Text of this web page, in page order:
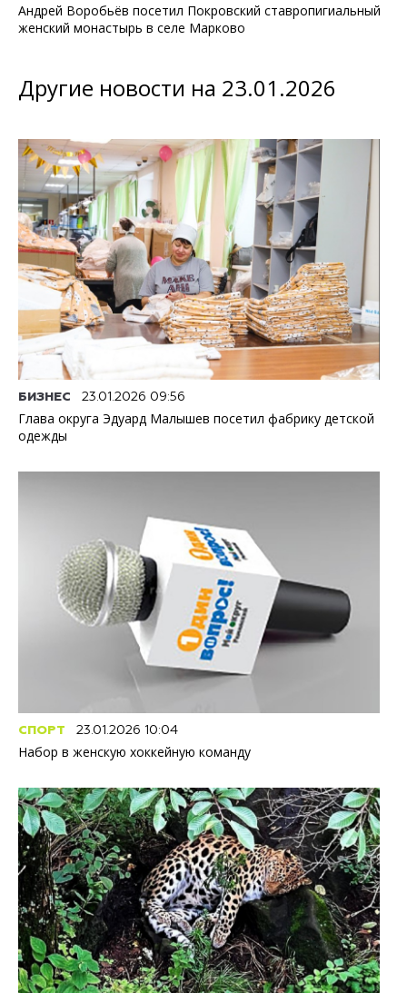
Андрей Воробьёв посетил Покровский ставропигиальный
женский монастырь в селе Марково
Другие новости на 23.01.2026
БИЗНЕС 23.01.2026 09:56
Глава округа Эдуард Малышев посетил фабрику детской
одежды
СПОРТ 23.01.2026 10:04
Набор в женскую хоккейную команду